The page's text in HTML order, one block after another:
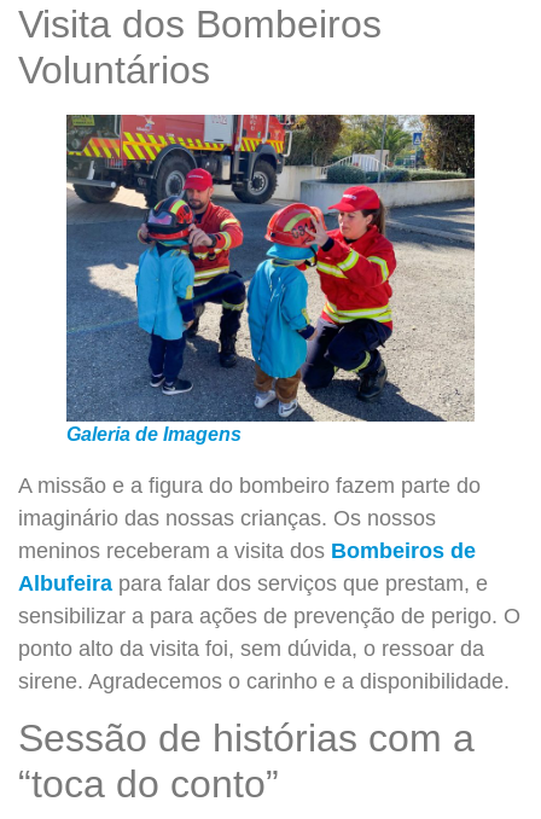
Visita dos Bombeiros
Voluntários
Galeria de Imagens
A missão e a figura do bombeiro fazem parte do
imaginário das nossas crianças. Os nossos
meninos receberam a visita dos Bombeiros de
Albufeira para falar dos serviços que prestam, e
sensibilizar a para ações de prevenção de perigo. O
ponto alto da visita foi, sem dúvida, o ressoar da
sirene. Agradecemos o carinho e a disponibilidade.
Sessão de histórias com a
“toca do conto”